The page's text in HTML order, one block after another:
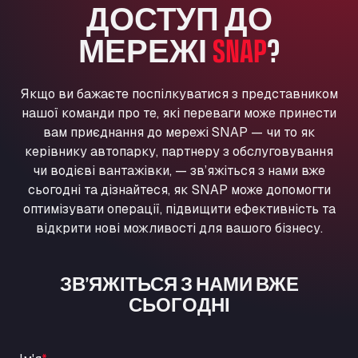
Washway Road, PE12 8LT
Anpol Sp. z o.o.
Ul. Torunska 147, 85884
Marie-Curie-Straße 24, 68219
Aral Autohof Bockel
An der Autobahn 1, 27404
ARAL Autohof Bockenem
Oppelner Str. 1, 31167
ARAL Autohof Merklingen
Nellinger Str. 24, 89188
ARAL Tankstelle - XXL Truckwash.de
ДОСТУП ДО
МЕРЕЖІSNAP?
Якщо ви бажаєте поспілкуватися з представником
нашої команди про те, які переваги може принести
вам приєднання до мережі SNAP — чи то як
керівнику автопарку, партнеру з обслуговування
чи водієві вантажівки, — зв’яжіться з нами вже
сьогодні та дізнайтеся, як SNAP може допомогти
оптимізувати операції, підвищити ефективність та
відкрити нові можливості для вашого бізнесу.
ЗВ’ЯЖІТЬСЯ З НАМИ ВЖЕ
СЬОГОДНІ